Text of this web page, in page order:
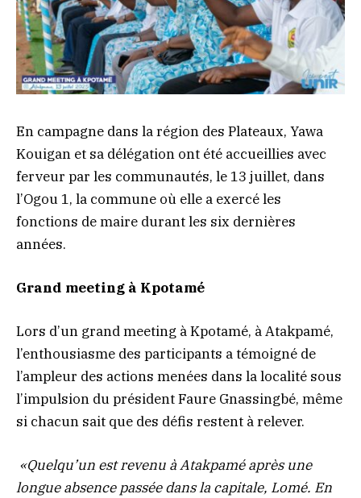
En campagne dans la région des Plateaux, Yawa
Kouigan et sa délégation ont été accueillies avec
ferveur par les communautés, le 13 juillet, dans
l’Ogou 1, la commune où elle a exercé les
fonctions de maire durant les six dernières
années.
Grand meeting à Kpotamé
Lors d’un grand meeting à Kpotamé, à Atakpamé,
l’enthousiasme des participants a témoigné de
l’ampleur des actions menées dans la localité sous
l’impulsion du président Faure Gnassingbé, même
si chacun sait que des défis restent à relever.
«Quelqu’un est revenu à Atakpamé après une
longue absence passée dans la capitale, Lomé. En